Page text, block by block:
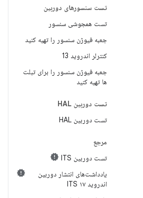
تست سنسورهای دوربین
تست همجوشی سنسور
جعبه فیوژن سنسور را تهیه کنید
کنترلر اندروید 13
جعبه فیوژن سنسور را برای تبلت
ها تهیه کنید
تست دوربین HAL
تست دوربین HAL
مرجع
تست دوربین ITS
یادداشت‌های انتشار دوربین
اندروید ۱۷ ITS